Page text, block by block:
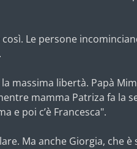
Le persone
massima libertà. Papà
mamma Patriza fa la
e poi c’è Francesca".
Ma anche Giorgia, che